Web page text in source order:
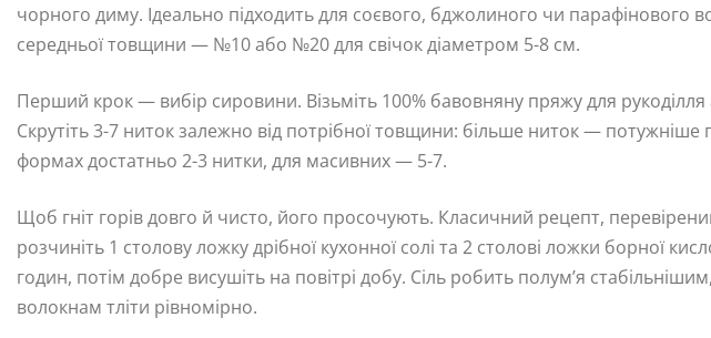
чорного диму. Ідеально підходить для соєвого, бджолиного чи парафінового
середньої товщини — №10 або №20 для свічок діаметром 5-8 см.
Перший крок — вибір сировини. Візьміть 100% бавовняну пряжу для
Скрутіть 3-7 ниток залежно від потрібної товщини: більше ниток — потужніше
формах достатньо 2-3 нитки, для масивних — 5-7.
Щоб гніт горів довго й чисто, його просочують. Класичний рецепт,
розчиніть 1 столову ложку дрібної кухонної солі та 2 столові ложки борної
годин, потім добре висушіть на повітрі добу. Сіль робить полум’я
волокнам тліти рівномірно.